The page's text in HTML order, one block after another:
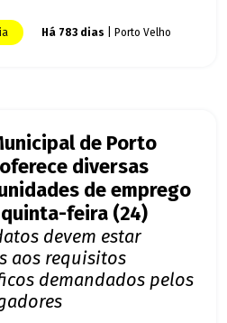
Há 783 dias | Porto Velho
de Porto
diversas
de emprego
feira (24)
devem estar
aos requisitos
demandados pelos